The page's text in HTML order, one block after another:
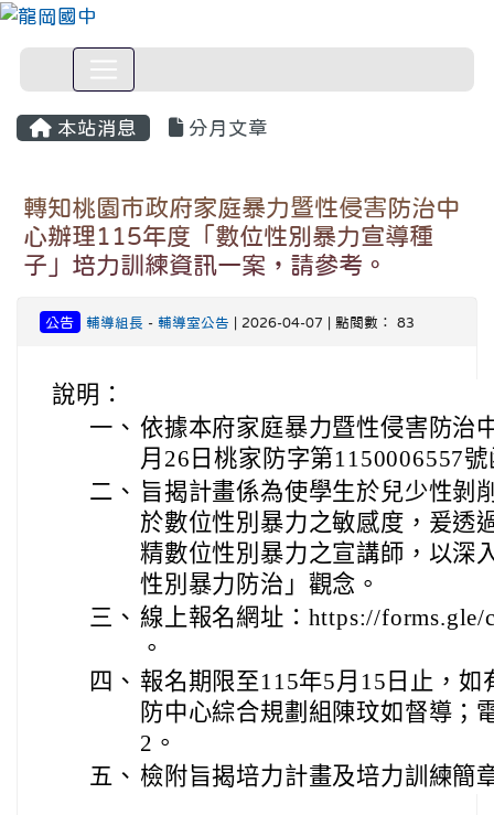
本站消息 分月文章
轉知桃園市政府家庭暴力暨性侵害防治中
心辦理115年度「數位性別暴力宣導種
子」培力訓練資訊一案，請參考。
公告 輔導組長 - 輔導室公告 | 2026-04-07 | 點閱數： 83
說明：
一、 依據本府家庭暴力暨性侵害防治
月26日桃家防字第1150006557
二、 旨揭計畫係為使學生於兒少性剝
於數位性別暴力之敏感度，爰透
精數位性別暴力之宣講師，以深
性別暴力防治」觀念。
三、 線上報名網址：https://
。
四、 報名期限至115年5月15日止，
防中心綜合規劃組陳玟如督導；
2。
五、 檢附旨揭培力計畫及培力訓練簡